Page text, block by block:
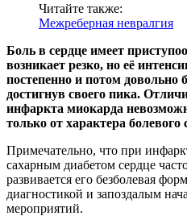
Читайте также:
Межреберная невралгия
Боль в сердце имеет
возникает резко, но её
постепенно и потом довольно
достигнув своего пика.
инфаркта миокарда
только от характера болевого
Примечательно, что при
сахарным диабетом сердце
развивается его безболевая
диагностикой и запоздалым
мероприятий.